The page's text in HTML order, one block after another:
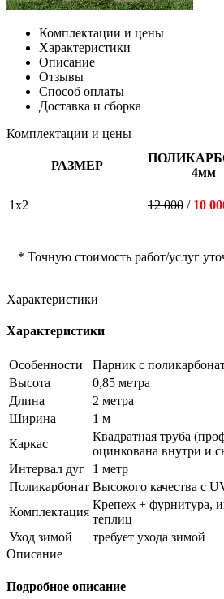
Комплектации и цены
Характеристики
Описание
Отзывы
Способ оплаты
Доставка и сборка
Комплектации и цены
РАЗМЕР
4мм
1х2
12 000 / 10
* Точную стоимость работ/услуг
Характеристики
Характеристики
Особенности
Парник с
Высота
0,85 метра
Длина
2 метра
Ширина
1 м
Каркас
Квадратная труба
оцинкована внутри и
Интервал дуг
1 метр
Поликарбонат Высокого качества с
Комплектация
Крепеж + фурнитура,
теплиц
Уход зимой
требует ухода зимой
Описание
Подробное описание